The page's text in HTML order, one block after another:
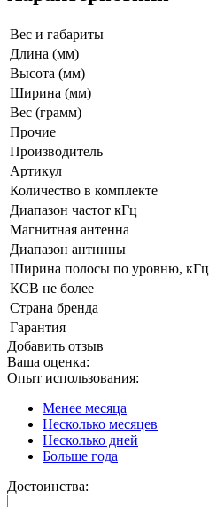
Вес и габариты
Длина (мм)
Высота (мм)
Ширина (мм)
Вес (грамм)
Прочие
Производитель
Артикул
Количество в комплекте
Диапазон частот кГц
Магнитная антенна
Диапазон антннны
Ширина полосы по уровню, кГц
КСВ не более
Страна бренда
Гарантия
Добавить отзыв
Ваша оценка:
Опыт использования:
Менее месяца
Несколько месяцев
Несколько дней
Больше года
Достоинства: